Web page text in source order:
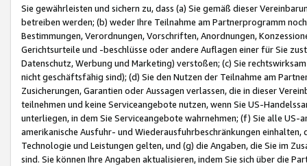
Sie gewährleisten und sichern zu, dass (a) Sie gemäß dieser
betreiben werden; (b) weder Ihre Teilnahme am Partnerprogramm
Bestimmungen, Verordnungen, Vorschriften, Anordnungen,
Gerichtsurteile und -beschlüsse oder andere Auflagen einer für Sie
Datenschutz, Werbung und Marketing) verstoßen; (c) Sie
nicht geschäftsfähig sind); (d) Sie den Nutzen der Teilnahme am
Zusicherungen, Garantien oder Aussagen verlassen, die in dieser
teilnehmen und keine Serviceangebote nutzen, wenn Sie US-
unterliegen, in dem Sie Serviceangebote wahrnehmen; (f) Sie alle
amerikanische Ausfuhr- und Wiederausfuhrbeschränkungen
Technologie und Leistungen gelten, und (g) die Angaben, die Sie im
sind. Sie können Ihre Angaben aktualisieren, indem Sie sich über die